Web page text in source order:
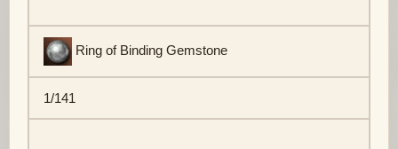
Ring of Binding Gemstone
1/141